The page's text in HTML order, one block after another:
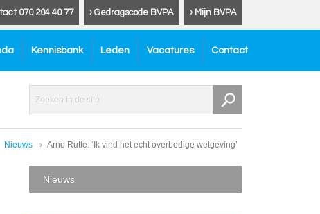
› Mijn BVPA
› Gedragscode BVPA
070 204 40 77
Kennisbank Leden Vacatures Contact
Nieuws Arno Rutte: ‘Ik vind het echt overbodige wetgeving’
Nieuws